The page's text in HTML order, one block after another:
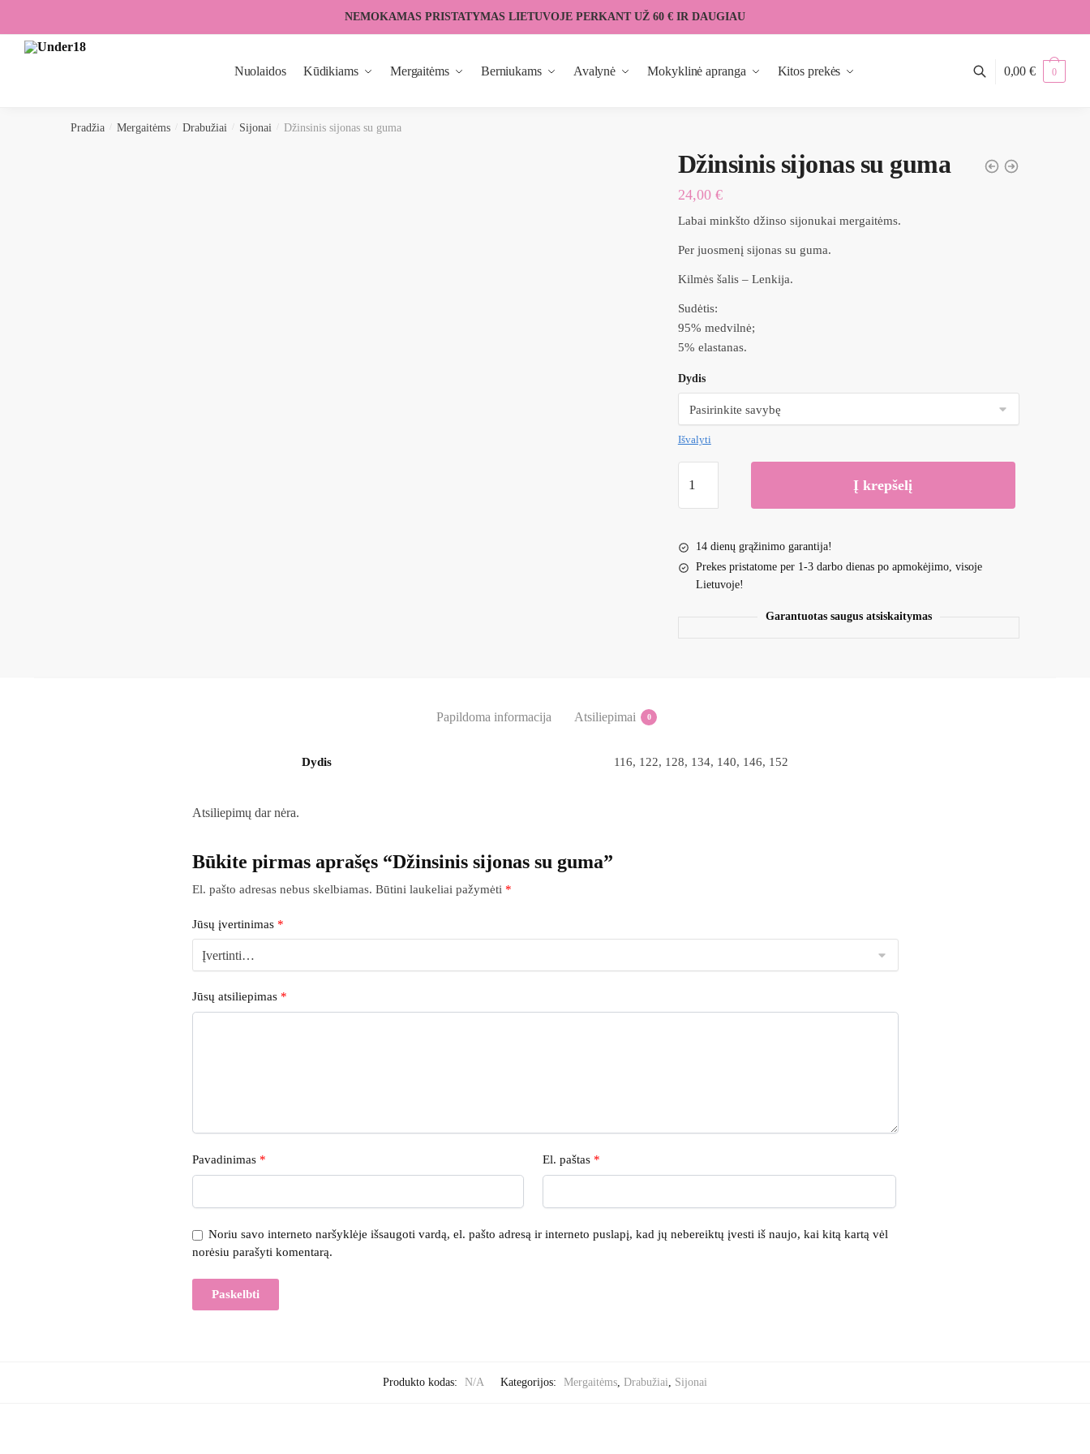
navigation
content
NEMOKAMAS PRISTATYMAS LIETUVOJE PERKANT UŽ 60 € IR DAUGIAU
Nuolaidos Kūdikiams Mergaitėms Berniukams Avalynė Mokyklinė apranga Kitos prekės 0,00€ 0
Pradžia Mergaitėms Drabužiai Sijonai Džinsinis sijonas su guma
Džinsinis sijonas su guma
24,00 €
Labai minkšto džinso sijonukai mergaitėms.
Per juosmenį sijonas su guma.
Kilmės šalis – Lenkija.
Sudėtis:
95% medvilnė;
5% elastanas.
Dydis
Išvalyti
kiekis:
Džinsinis
su
guma
Į krepšelį
14 dienų grąžinimo garantija!
Prekes pristatome per 1-3 darbo dienas po apmokėjimo, visoje
Lietuvoje!
Garantuotas saugus atsiskaitymas
Papildoma informacija Atsiliepimai 0
Dydis 116, 122, 128, 134, 140, 146, 152
Atsiliepimų dar nėra.
Būkite pirmas aprašęs “Džinsinis sijonas su guma”
El. pašto adresas nebus skelbiamas. Būtini laukeliai pažymėti *
Jūsų įvertinimas *
Jūsų atsiliepimas *
Pavadinimas * El. paštas *
Noriu savo interneto naršyklėje išsaugoti vardą, el. pašto adresą ir interneto puslapį, kad jų nebereiktų įvesti iš naujo, kai kitą kartą vėl
norėsiu parašyti komentarą.
Produkto kodas: N/A Kategorijos: Mergaitėms Drabužiai Sijonai